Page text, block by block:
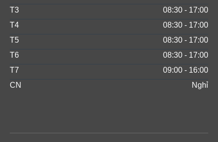
T3
08:30 - 17:00
T4
08:30 - 17:00
T5
08:30 - 17:00
T6
08:30 - 17:00
T7
09:00 - 16:00
CN
Nghỉ